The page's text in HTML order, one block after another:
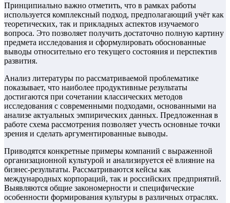
Принципиально важно отметить, что в рамках работы
используется комплексный подход, предполагающий учёт как
теоретических, так и прикладных аспектов изучаемого
вопроса. Это позволяет получить достаточно полную картину
предмета исследования и сформулировать обоснованные
выводы относительно его текущего состояния и перспектив
развития.
Анализ литературы по рассматриваемой проблематике
показывает, что наиболее продуктивные результаты
достигаются при сочетании классических методов
исследования с современными подходами, основанными на
анализе актуальных эмпирических данных. Предложенная в
работе схема рассмотрения позволяет учесть основные точки
зрения и сделать аргументированные выводы.
Приводятся конкретные примеры компаний с выраженной
организационной культурой и анализируется её влияние на
бизнес-результаты. Рассматриваются кейсы как
международных корпораций, так и российских предприятий.
Выявляются общие закономерности и специфические
особенности формирования культуры в различных отраслях.